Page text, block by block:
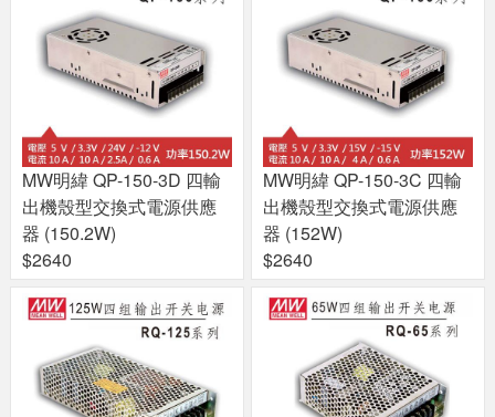
MW明緯 QP-150-3D 四輸
出機殼型交換式電源供應
器 (150.2W)
$2640
MW明緯 QP-150-3C 四輸
出機殼型交換式電源供應
器 (152W)
$2640